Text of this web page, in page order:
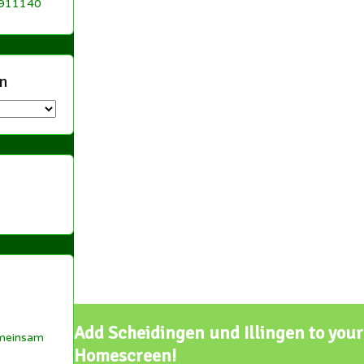
Add Scheidingen und Illingen to your
Homescreen!